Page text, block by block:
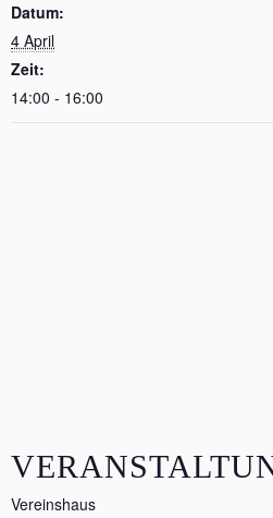
Datum:
4 April
Zeit:
14:00 - 16:00
Vereinshaus